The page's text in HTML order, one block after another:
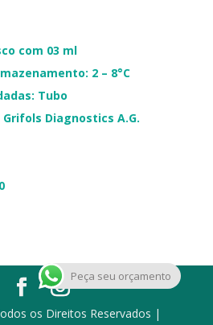
com 03 ml
2 – 8°C
Tubo
Diagnostics A.G.
os Direitos Reservados |
Peça seu orçamento